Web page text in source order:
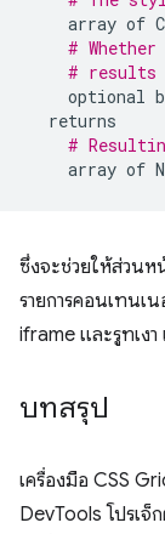
array of
#
#
optional
returns
#
array of
ซึ่งจะช่วยให้ส่วนห
รายการคอนเทนเน
iframe และรูทเง
บทสรุป
เครื่องมือ CSS
DevTools โปรเจ็